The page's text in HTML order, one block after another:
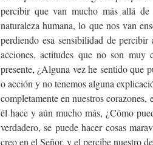
percibir que van mucho más allá
naturaleza humana, lo que nos van
perdiendo esa sensibilidad de
acciones, actitudes que no son muy
presente, ¿Alguna vez he sentido que
o acción y no tenemos alguna
completamente en nuestros
él hace y aún mucho más, ¿Cómo
verdadero, se puede hacer cosas
creo en el Señor, y el percibe nuestro